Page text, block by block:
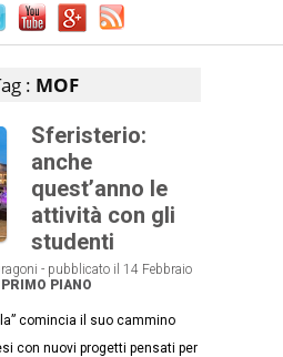
: MOF
Sferisterio:
anche
quest’anno le
attività con gli
studenti
- pubblicato il 14 Febbraio
PRIMO PIANO
comincia il suo cammino
con nuovi progetti pensati per